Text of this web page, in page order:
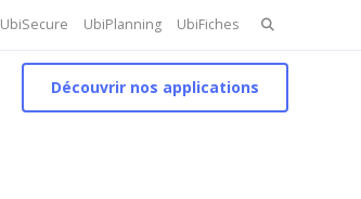
UbiSecure UbiPlanning UbiFiches Search
for:
Découvrir nos applications